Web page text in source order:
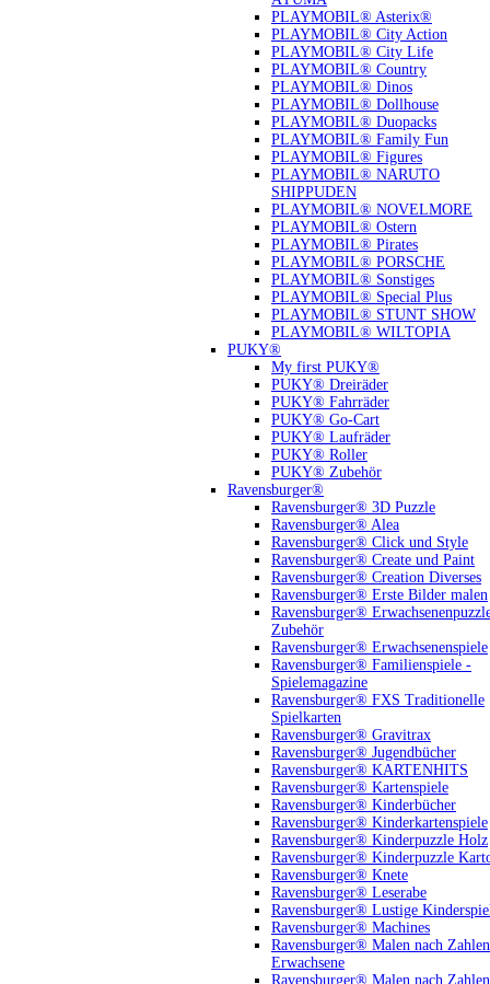
PLAYMOBIL® Asterix®
PLAYMOBIL® City Action
PLAYMOBIL® City Life
PLAYMOBIL® Country
PLAYMOBIL® Dinos
PLAYMOBIL® Dollhouse
PLAYMOBIL® Duopacks
PLAYMOBIL® Family Fun
PLAYMOBIL® Figures
PLAYMOBIL® NARUTO
SHIPPUDEN
PLAYMOBIL® NOVELMORE
PLAYMOBIL® Ostern
PLAYMOBIL® Pirates
PLAYMOBIL® PORSCHE
PLAYMOBIL® Sonstiges
PLAYMOBIL® Special Plus
PLAYMOBIL® STUNT SHOW
PLAYMOBIL® WILTOPIA
PUKY®
My first PUKY®
PUKY® Dreiräder
PUKY® Fahrräder
PUKY® Go-Cart
PUKY® Laufräder
PUKY® Roller
PUKY® Zubehör
Ravensburger®
Ravensburger® 3D Puzzle
Ravensburger® Alea
Ravensburger® Click und Style
Ravensburger® Create und Paint
Ravensburger® Creation Diverses
Ravensburger® Erste Bilder malen
Ravensburger®
Zubehör
Ravensburger® Erwachsenenspiele
Ravensburger® Familienspiele -
Spielemagazine
Ravensburger® FXS Traditionelle
Spielkarten
Ravensburger® Gravitrax
Ravensburger® Jugendbücher
Ravensburger® KARTENHITS
Ravensburger® Kartenspiele
Ravensburger® Kinderbücher
Ravensburger® Kinderkartenspiele
Ravensburger® Kinderpuzzle Holz
Ravensburger® Kinderpuzzle
Ravensburger® Knete
Ravensburger® Leserabe
Ravensburger® Lustige
Ravensburger® Machines
Ravensburger® Malen nach Zahlen
Erwachsene
Ravensburger® Malen nach Zahlen